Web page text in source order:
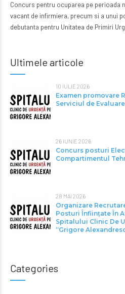
Concurs pentru ocuparea pe perioada
vacant de infirmiera, precum si a unui
debutanta pentru Unitatea de Primiri
Ultimele articole
10 IULIE 2026
Examen promovare
Serviciul de
26 IUNIE 2026
Concurs posturi
Compartimentul
28 MAI 2026
Organizare
Posturi Înființate În
Spitalului Clinic De
“Grigore
Categories